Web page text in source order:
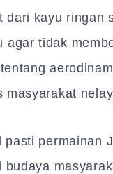
dari kayu ringan
agar tidak
masyarakat
pasti permainan
budaya